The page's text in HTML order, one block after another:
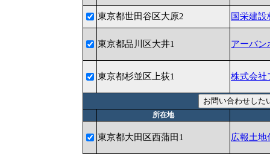
東京都世田谷区大原2 国栄建
東京都品川区大井1 アーバン
東京都杉並区上荻1 株式会社
所在地
東京都大田区西蒲田1 広報土地